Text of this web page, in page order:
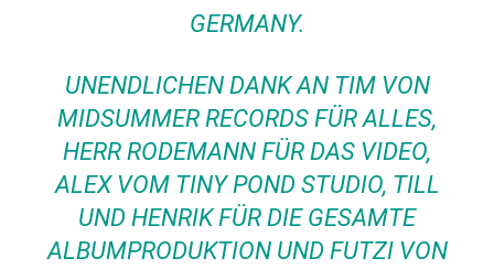
GERMANY.
UNENDLICHEN DANK AN TIM VON
MIDSUMMER RECORDS FÜR ALLES,
HERR RODEMANN FÜR DAS VIDEO,
ALEX VOM TINY POND STUDIO, TILL
UND HENRIK FÜR DIE GESAMTE
ALBUMPRODUKTION UND FUTZI VON